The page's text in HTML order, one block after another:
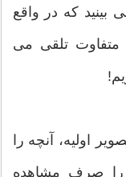
که در واقع
متفاوت تلقی می
اولیه، آنچه را
را صرف مشاهده